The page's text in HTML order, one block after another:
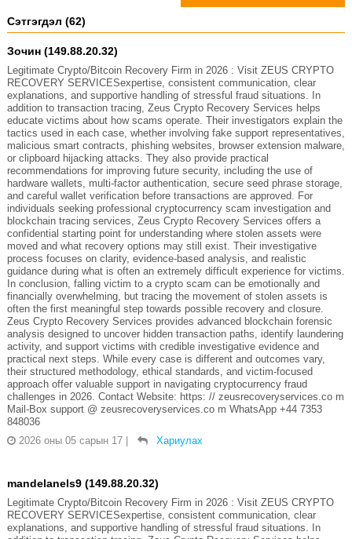
Сэтгэгдэл (62)
Зочин (149.88.20.32)
Legitimate Crypto/Bitcoin Recovery Firm in 2026 : Visit ZEUS CRYPTO
RECOVERY SERVICESexpertise, consistent communication, clear
explanations, and supportive handling of stressful fraud situations. In
addition to transaction tracing, Zeus Crypto Recovery Services helps
educate victims about how scams operate. Their investigators explain the
tactics used in each case, whether involving fake support representatives,
malicious smart contracts, phishing websites, browser extension malware,
or clipboard hijacking attacks. They also provide practical
recommendations for improving future security, including the use of
hardware wallets, multi-factor authentication, secure seed phrase storage,
and careful wallet verification before transactions are approved. For
individuals seeking professional cryptocurrency scam investigation and
blockchain tracing services, Zeus Crypto Recovery Services offers a
confidential starting point for understanding where stolen assets were
moved and what recovery options may still exist. Their investigative
process focuses on clarity, evidence-based analysis, and realistic
guidance during what is often an extremely difficult experience for victims.
In conclusion, falling victim to a crypto scam can be emotionally and
financially overwhelming, but tracing the movement of stolen assets is
often the first meaningful step towards possible recovery and closure.
Zeus Crypto Recovery Services provides advanced blockchain forensic
analysis designed to uncover hidden transaction paths, identify laundering
activity, and support victims with credible investigative evidence and
practical next steps. While every case is different and outcomes vary,
their structured methodology, ethical standards, and victim-focused
approach offer valuable support in navigating cryptocurrency fraud
challenges in 2026. Contact Website: https: // zeusrecoveryservices.co m
Mail-Box support @ zeusrecoveryservices.co m WhatsApp +44 7353
848036
2026 оны 05 сарын 17
Хариулах
mandelanels9 (149.88.20.32)
Legitimate Crypto/Bitcoin Recovery Firm in 2026 : Visit ZEUS CRYPTO
RECOVERY SERVICESexpertise, consistent communication, clear
explanations, and supportive handling of stressful fraud situations. In